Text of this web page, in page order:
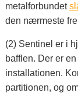
metalforbundet
den nærmeste
(2) Sentinel er i
bafflen. Der er
installationen.
partitionen, og